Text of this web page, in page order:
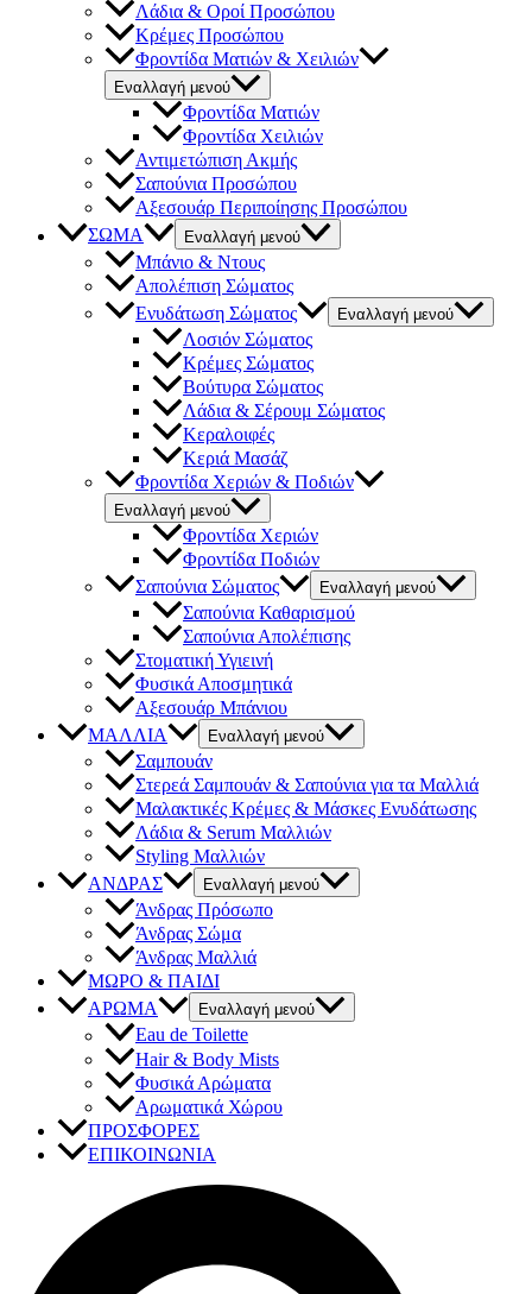
Λάδια & Οροί Προσώπου
Κρέμες Προσώπου
Φροντίδα Ματιών & Χειλιών
Εναλλαγή μενού
Φροντίδα Ματιών
Φροντίδα Χειλιών
Αντιμετώπιση Ακμής
Σαπούνια Προσώπου
Αξεσουάρ Περιποίησης Προσώπου
ΣΩΜΑ
Εναλλαγή μενού
Μπάνιο & Ντους
Απολέπιση Σώματος
Ενυδάτωση Σώματος
Εναλλαγή μενού
Λοσιόν Σώματος
Κρέμες Σώματος
Βούτυρα Σώματος
Λάδια & Σέρουμ Σώματος
Κεραλοιφές
Κεριά Μασάζ
Φροντίδα Χεριών & Ποδιών
Εναλλαγή μενού
Φροντίδα Χεριών
Φροντίδα Ποδιών
Σαπούνια Σώματος
Εναλλαγή μενού
Σαπούνια Καθαρισμού
Σαπούνια Απολέπισης
Στοματική Υγιεινή
Φυσικά Αποσμητικά
Αξεσουάρ Μπάνιου
ΜΑΛΛΙΑ
Εναλλαγή μενού
Σαμπουάν
Στερεά Σαμπουάν & Σαπούνια για τα Μαλλιά
Μαλακτικές Κρέμες & Μάσκες Ενυδάτωσης
Λάδια & Serum Μαλλιών
Styling Μαλλιών
ΑΝΔΡΑΣ
Εναλλαγή μενού
Άνδρας Πρόσωπο
Άνδρας Σώμα
Άνδρας Μαλλιά
ΜΩΡΟ & ΠΑΙΔΙ
ΑΡΩΜΑ
Εναλλαγή μενού
Eau de Toilette
Hair & Body Mists
Φυσικά Αρώματα
Αρωματικά Χώρου
ΠΡΟΣΦΟΡΕΣ
ΕΠΙΚΟΙΝΩΝΙΑ